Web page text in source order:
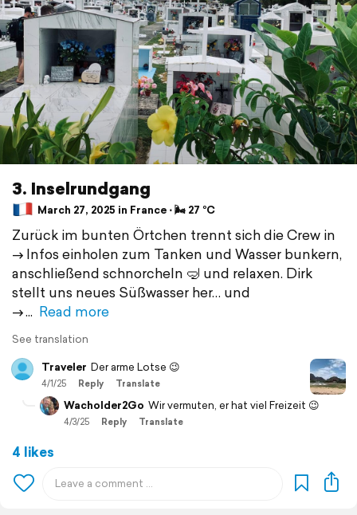
3. Inselrundgang
March 27, 2025 in France ⋅ 🌬 27 °C
Zurück im bunten Örtchen trennt sich die Crew in
—> Infos einholen zum Tanken und Wasser bunkern,
anschließend schnorcheln 🤿 und relaxen. Dirk
stellt uns neues Süßwasser her… und
—>
Read more
See translation
Traveler Der arme Lotse 😉
4/1/25 Reply Translate
Wacholder2Go Wir vermuten, er hat viel Freizeit 😉
4/3/25 Reply Translate
4 likes